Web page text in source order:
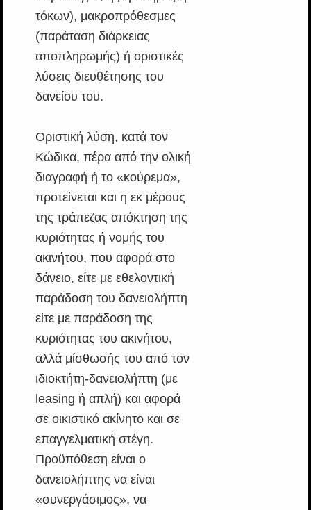
τόκων), μακροπρόθεσμες
(παράταση διάρκειας
αποπληρωμής) ή οριστικές
λύσεις διευθέτησης του
δανείου του.
Οριστική λύση, κατά τον
Κώδικα, πέρα από την ολική
διαγραφή ή το «κούρεμα»,
προτείνεται και η εκ μέρους
της τράπεζας απόκτηση της
κυριότητας ή νομής του
ακινήτου, που αφορά στο
δάνειο, είτε με εθελοντική
παράδοση του δανειολήπτη
είτε με παράδοση της
κυριότητας του ακινήτου,
αλλά μίσθωσής του από τον
ιδιοκτήτη-δανειολήπτη (με
leasing ή απλή) και αφορά
σε οικιστικό ακίνητο και σε
επαγγελματική στέγη.
Προϋπόθεση είναι ο
δανειολήπτης να είναι
«συνεργάσιμος», να